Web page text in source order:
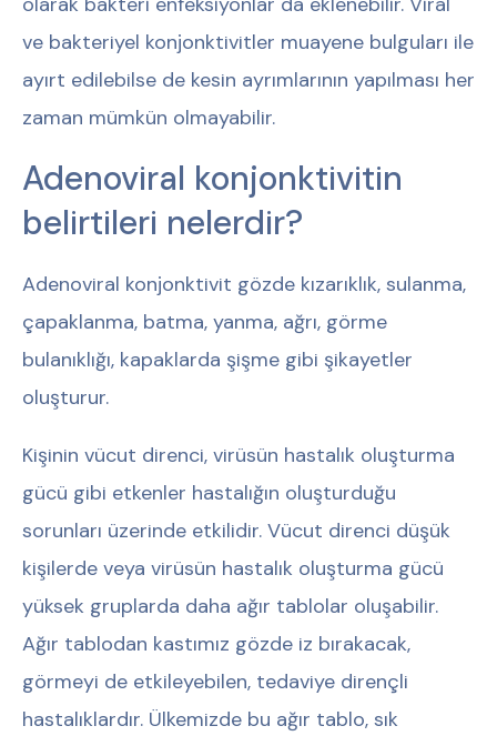
ve bakteriyel konjonktivitler muayene bulguları ile
ayırt edilebilse de kesin ayrımlarının yapılması her
zaman mümkün olmayabilir.
Adenoviral konjonktivitin
belirtileri nelerdir?
Adenoviral konjonktivit gözde kızarıklık, sulanma,
çapaklanma, batma, yanma, ağrı, görme
bulanıklığı, kapaklarda şişme gibi şikayetler
oluşturur.
Kişinin vücut direnci, virüsün hastalık oluşturma
gücü gibi etkenler hastalığın oluşturduğu
sorunları üzerinde etkilidir. Vücut direnci düşük
kişilerde veya virüsün hastalık oluşturma gücü
yüksek gruplarda daha ağır tablolar oluşabilir.
Ağır tablodan kastımız gözde iz bırakacak,
görmeyi de etkileyebilen, tedaviye dirençli
hastalıklardır. Ülkemizde bu ağır tablo, sık